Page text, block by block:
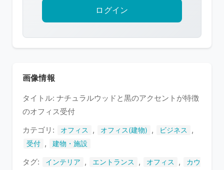
権
護
い
す
ログイン
画像情報
タイトル: ナチュラルウッドと黒のアクセントが特徴
のオフィス受付
カテゴリ:
オフィス , オフィス(建物) , ビジネス ,
受付 , 建物・施設
タグ: インテリア , エントランス , オフィス ,
カウ